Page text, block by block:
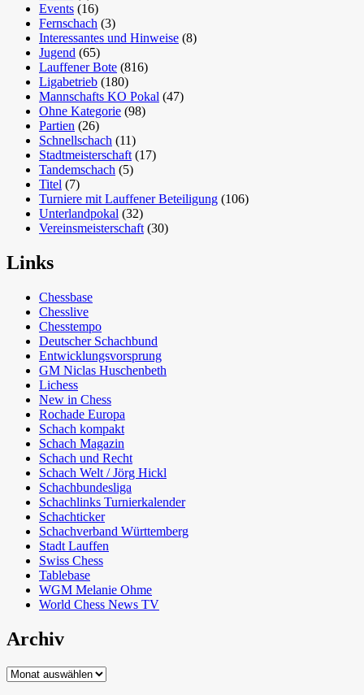
Events (16)
Fernschach (3)
Interessantes und Hinweise (8)
Jugend (65)
Lauffener Bote (816)
Ligabetrieb (180)
Mannschafts KO Pokal (47)
Ohne Kategorie (98)
Partien (26)
Schnellschach (11)
Stadtmeisterschaft (17)
Tandemschach (5)
Titel (7)
Turniere mit Lauffener Beteiligung (106)
Unterlandpokal (32)
Vereinsmeisterschaft (30)
Links
Chessbase
Chesslive
Chesstempo
Deutscher Schachbund
Entwicklungsvorsprung
GM Niclas Huschenbeth
Lichess
New in Chess
Rochade Europa
Schach kompakt
Schach Magazin
Schach und Recht
Schach Welt / Jörg Hickl
Schachbundesliga
Schachlinks Turnierkalender
Schachticker
Schachverband Württemberg
Stadt Lauffen
Swiss Chess
Tablebase
WGM Melanie Ohme
World Chess News TV
Archiv
Archiv